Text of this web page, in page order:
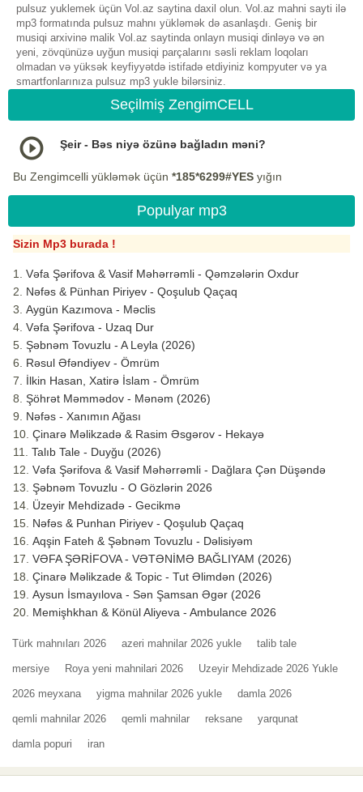
pulsuz yuklemek üçün Vol.az saytina daxil olun. Vol.az mahni sayti ilə
mp3 formatında pulsuz mahnı yükləmək də asanlaşdı. Geniş bir
musiqi arxivinə malik Vol.az saytinda onlayn musiqi dinləyə və ən
yeni, zövqünüzə uyğun musiqi parçalarını səsli reklam loqoları
olmadan və yüksək keyfiyyətdə istifadə etdiyiniz kompyuter və ya
smartfonlarınıza pulsuz mp3 yukle bilərsiniz.
Seçilmiş ZengimCELL
Şeir - Bəs niyə özünə bağladın məni?
Bu Zengimcelli yükləmək üçün *185*6299#YES yığın
Populyar mp3
Sizin Mp3 burada !
Vəfa Şərifova & Vasif Məhərrəmli - Qəmzələrin Oxdur
Nəfəs & Pünhan Piriyev - Qoşulub Qaçaq
Aygün Kazımova - Məclis
Vəfa Şərifova - Uzaq Dur
Şəbnəm Tovuzlu - A Leyla (2026)
Rəsul Əfəndiyev - Ömrüm
İlkin Hasan, Xatirə İslam - Ömrüm
Şöhrət Məmmədov - Mənəm (2026)
Nəfəs - Xanımın Ağası
Çinarə Məlikzadə & Rasim Əsgərov - Hekayə
Talıb Tale - Duyğu (2026)
Vəfa Şərifova & Vasif Məhərrəmli - Dağlara Çən Düşəndə
Şəbnəm Tovuzlu - O Gözlərin 2026
Üzeyir Mehdizadə - Gecikmə
Nəfəs & Punhan Piriyev - Qoşulub Qaçaq
Aqşin Fateh & Şəbnəm Tovuzlu - Dəlisiyəm
VƏFA ŞƏRİFOVA - VƏTƏNİMƏ BAĞLIYAM (2026)
Çinarə Məlikzade & Topic - Tut Əlimdən (2026)
Aysun İsmayılova - Sən Şamsan Əgər (2026
Memişhkhan & Könül Aliyeva - Ambulance 2026
Türk mahnıları 2026 azeri mahnilar 2026 yukle talib tale
mersiye Roya yeni mahnilari 2026 Uzeyir Mehdizade 2026 Yukle
2026 meyxana yigma mahnilar 2026 yukle damla 2026
qemli mahnilar 2026 qemli mahnilar reksane yarqunat
damla popuri iran